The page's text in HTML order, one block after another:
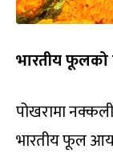
भारतीय फूलको
पोखरामा
भारतीय फूल